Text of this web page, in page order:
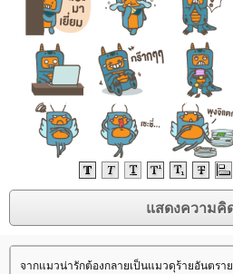
จากแมวน่ารักต้องกลายเป็นแมวดุร้ายอันตรา